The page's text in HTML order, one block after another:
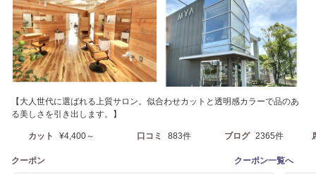
【大人世代に選ばれる上質サロン。似合わせカットと透明感カラーで品のあ
る美しさを引き出します。】
カット ¥4,400～ 口コミ 883件 ブログ 2365件
クーポン クーポン一覧へ